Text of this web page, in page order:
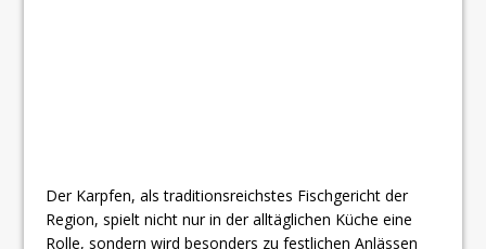
Der Karpfen, als traditionsreichstes Fischgericht der
Region, spielt nicht nur in der alltäglichen Küche eine
Rolle, sondern wird besonders zu festlichen Anlässen